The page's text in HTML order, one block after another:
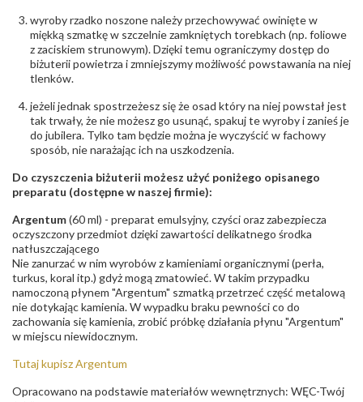
wyroby rzadko noszone należy przechowywać owinięte w
miękką szmatkę w szczelnie zamkniętych torebkach (np. foliowe
z zaciskiem strunowym). Dzięki temu ograniczymy dostęp do
biżuterii powietrza i zmniejszymy możliwość powstawania na niej
tlenków.
jeżeli jednak spostrzeżesz się że osad który na niej powstał jest
tak trwały, że nie możesz go usunąć, spakuj te wyroby i zanieś je
do jubilera. Tylko tam będzie można je wyczyścić w fachowy
sposób, nie narażając ich na uszkodzenia.
Do czyszczenia biżuterii możesz użyć poniżego opisanego
preparatu (dostępne w naszej firmie):
Argentum(60 ml) - preparat emulsyjny, czyści oraz zabezpiecza
oczyszczony przedmiot dzięki zawartości delikatnego środka
natłuszczającego
Nie zanurzać w nim wyrobów z kamieniami organicznymi (perła,
turkus, koral itp.) gdyż mogą zmatowieć. W takim przypadku
namoczoną płynem "Argentum" szmatką przetrzeć część metalową
nie dotykając kamienia. W wypadku braku pewności co do
zachowania się kamienia, zrobić próbkę działania płynu "Argentum"
w miejscu niewidocznym.
Tutaj kupisz Argentum
Opracowano na podstawie materiałów wewnętrznych: WĘC-Twój